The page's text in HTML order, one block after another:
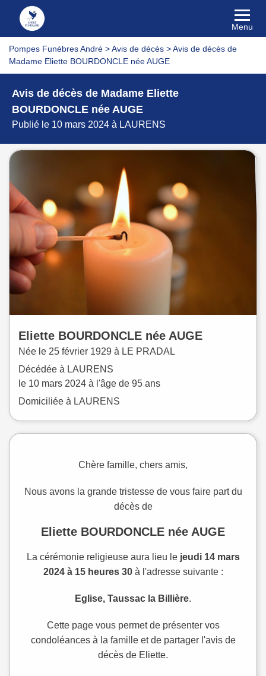
Menu
Pompes Funèbres André >Avis de décès >Avis de décès de
Madame Eliette BOURDONCLE née AUGE
Avis de décès de Madame Eliette
BOURDONCLE née AUGE
Publié le 10 mars 2024 à LAURENS
Eliette BOURDONCLE née AUGE
Née le 25 février 1929 à LE PRADAL
Décédée à LAURENS
le 10 mars 2024 à l'âge de 95 ans
Domiciliée à LAURENS
Chère famille, chers amis,
Nous avons la grande tristesse de vous faire part du
décès de
Eliette BOURDONCLE née AUGE
La cérémonie religieuse aura lieu le jeudi 14 mars
2024 à 15 heures 30à l'adresse suivante :
Eglise, Taussac la Billière.
Cette page vous permet de présenter vos
condoléances à la famille et de partager l'avis de
décès de Eliette.